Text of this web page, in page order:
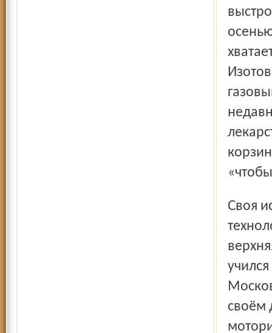
Своя история у Жилин­ской. По профессии она инженер-
своём